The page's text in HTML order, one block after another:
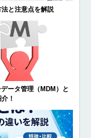
と注意点を解説
ータ管理（MDM）と
！